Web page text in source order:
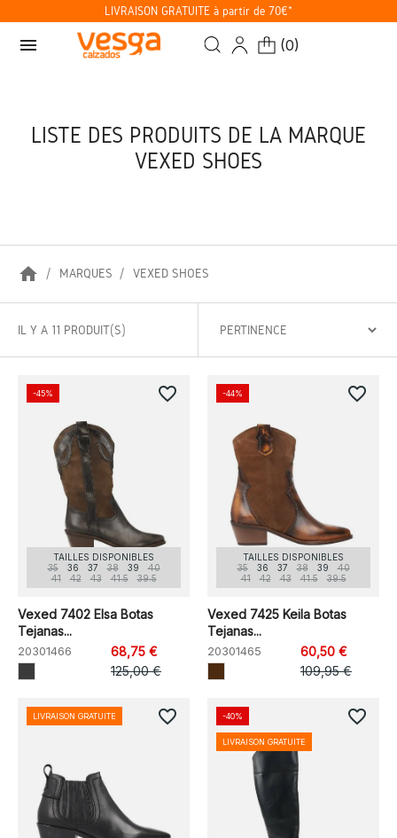
LIVRAISON GRATUITE à partir de 70€*
menu (0)
LISTE DES PRODUITS DE LA MARQUE
VEXED SHOES
home MARQUES VEXED SHOES
IL Y A 11 PRODUIT(S)
TAILLES DISPONIBLES
35
36 37 38 39
40
41
42 43 41.5 39.5
Vexed 7402 Elsa Botas
Tejanas...
20301466
68,75 €
125,00 €
-45% favorite_border
TAILLES DISPONIBLES
35
36 37 38 39
40
41
42 43 41.5 39.5
Vexed 7425 Keila Botas
Tejanas...
20301465
60,50 €
109,95 €
-44% favorite_border
LIVRAISON GRATUITE favorite_border -40%
LIVRAISON GRATUITE
favorite_border